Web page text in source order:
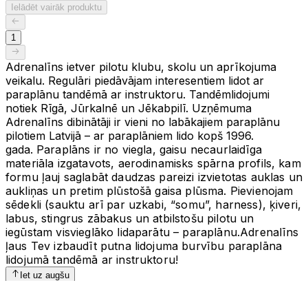
Ielādēt vairāk produktu
1
Adrenalīns ietver pilotu klubu, skolu un aprīkojuma
veikalu. Regulāri piedāvājam interesentiem lidot ar
paraplānu tandēmā ar instruktoru. Tandēmlidojumi
notiek Rīgā, Jūrkalnē un Jēkabpilī. Uzņēmuma
Adrenalīns dibinātāji ir vieni no labākajiem paraplānu
pilotiem Latvijā – ar paraplāniem lido kopš 1996.
gada. Paraplāns ir no viegla, gaisu necaurlaidīga
materiāla izgatavots, aerodinamisks spārna profils, kam
formu ļauj saglabāt daudzas pareizi izvietotas auklas un
aukliņas un pretim plūstošā gaisa plūsma. Pievienojam
sēdekli (sauktu arī par uzkabi, “somu”, harness), ķiveri,
labus, stingrus zābakus un atbilstošu pilotu un
iegūstam visvieglāko lidaparātu – paraplānu.Adrenalīns
ļaus Tev izbaudīt putna lidojuma burvību paraplāna
lidojumā tandēmā ar instruktoru!
Iet uz augšu